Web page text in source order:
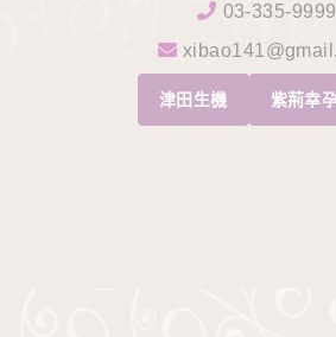
03-335-9999
津田生機 紫荊幸